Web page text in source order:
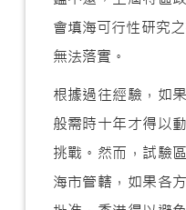
會填海可行性研究
無法落實。
根據過往經驗，如
般需時十年才得以
挑戰。然而，試驗
海市管轄，如果各